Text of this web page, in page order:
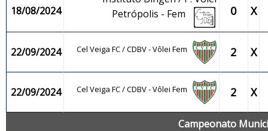
18/08/2024
Petrópolis - Fem
0 X
22/09/2024 Cel Veiga FC / CDBV - Vôlei Fem 2 X
22/09/2024 Cel Veiga FC / CDBV - Vôlei Fem 2 X
Campeonato